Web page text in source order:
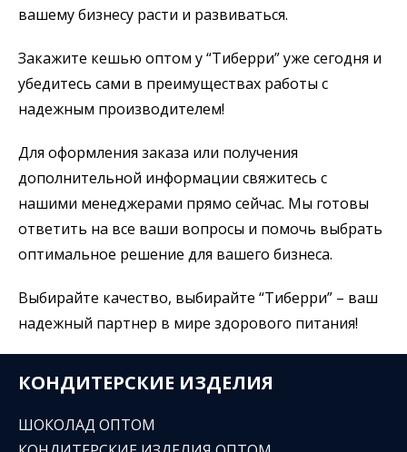
вашему бизнесу расти и развиваться.
Закажите кешью оптом у “Тиберри” уже сегодня и
убедитесь сами в преимуществах работы с
надежным производителем!
Для оформления заказа или получения
дополнительной информации свяжитесь с
нашими менеджерами прямо сейчас. Мы готовы
ответить на все ваши вопросы и помочь выбрать
оптимальное решение для вашего бизнеса.
Выбирайте качество, выбирайте “Тиберри” – ваш
надежный партнер в мире здорового питания!
КОНДИТЕРСКИЕ ИЗДЕЛИЯ
ШОКОЛАД ОПТОМ